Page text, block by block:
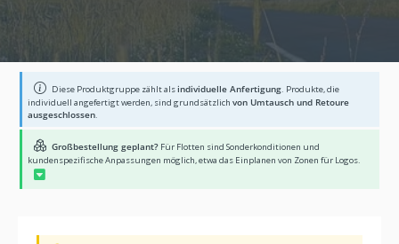
Diese Produktgruppe zählt alsindividuelle Anfertigung. Produkte, die
individuell angefertigt werden, sind grundsätzlichvon Umtausch und Retoure
ausgeschlossen.
Großbestellung geplant? Für Flotten sind Sonderkonditionen und
kundenspezifische Anpassungen möglich, etwa das Einplanen von Zonen für Logos.